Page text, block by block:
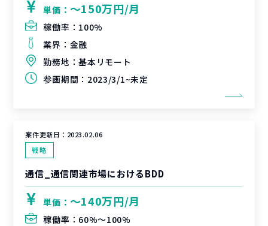
単価： 〜150万円/月
稼働率： 100%
業界： 金融
勤務地：基本リモート
参画期間： 2023/3/1~未定
案件更新日： 2023.02.06
戦略
通信_通信関連市場におけるBDD
単価： 〜140万円/月
稼働率： 60%〜100%